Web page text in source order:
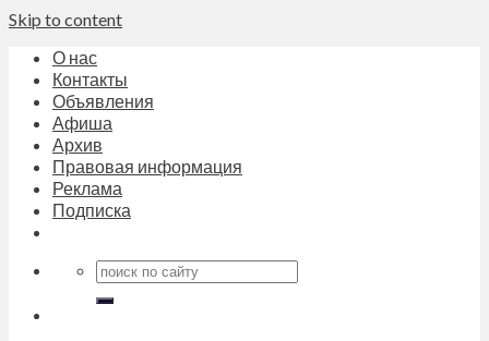
Skip to content
О нас
Контакты
Объявления
Афиша
Архив
Правовая информация
Реклама
Подписка